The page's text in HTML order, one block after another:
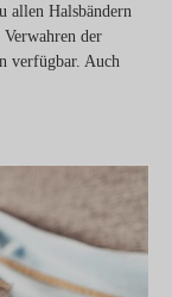
allen Halsbändern
der
verfügbar. Auch